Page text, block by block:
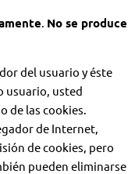
No se produce
del usuario y éste
usuario, usted
de las cookies.
de Internet,
de cookies, pero
pueden eliminarse